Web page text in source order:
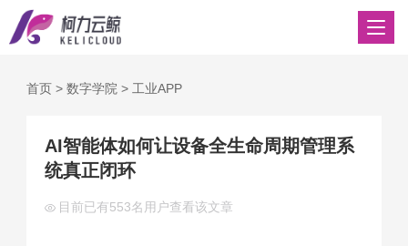
首页> 数字学院 > 工业APP
AI智能体如何让设备全生命周期管理系
统真正闭环
目前已有553名用户查看该文章